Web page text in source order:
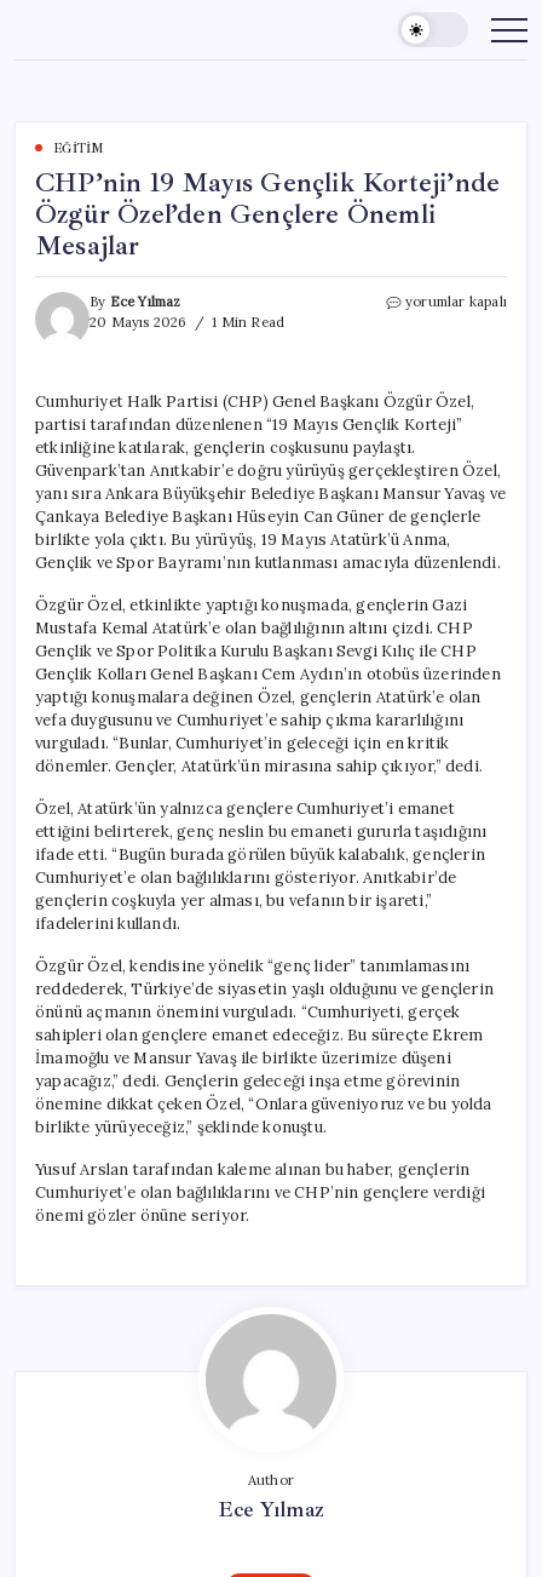
content
EĞITIM
CHP’nin 19 Mayıs Gençlik Korteji’nde
Özgür Özel’den Gençlere Önemli
Mesajlar
By Ece Yılmaz
20 Mayıs 2026
1 Min Read
CHP’nin
Özgür
Özel’den
Gençlere
Önemli
Mesajlar
yorumlar kapalı
Cumhuriyet Halk Partisi (CHP) Genel Başkanı Özgür Özel,
partisi tarafından düzenlenen “19 Mayıs Gençlik Korteji”
etkinliğine katılarak, gençlerin coşkusunu paylaştı.
Güvenpark’tan Anıtkabir’e doğru yürüyüş gerçekleştiren Özel,
yanı sıra Ankara Büyükşehir Belediye Başkanı Mansur Yavaş ve
Çankaya Belediye Başkanı Hüseyin Can Güner de gençlerle
birlikte yola çıktı. Bu yürüyüş, 19 Mayıs Atatürk’ü Anma,
Gençlik ve Spor Bayramı’nın kutlanması amacıyla düzenlendi.
Özgür Özel, etkinlikte yaptığı konuşmada, gençlerin Gazi
Mustafa Kemal Atatürk’e olan bağlılığının altını çizdi. CHP
Gençlik ve Spor Politika Kurulu Başkanı Sevgi Kılıç ile CHP
Gençlik Kolları Genel Başkanı Cem Aydın’ın otobüs üzerinden
yaptığı konuşmalara değinen Özel, gençlerin Atatürk’e olan
vefa duygusunu ve Cumhuriyet’e sahip çıkma kararlılığını
vurguladı. “Bunlar, Cumhuriyet’in geleceği için en kritik
dönemler. Gençler, Atatürk’ün mirasına sahip çıkıyor,” dedi.
Özel, Atatürk’ün yalnızca gençlere Cumhuriyet’i emanet
ettiğini belirterek, genç neslin bu emaneti gururla taşıdığını
ifade etti. “Bugün burada görülen büyük kalabalık, gençlerin
Cumhuriyet’e olan bağlılıklarını gösteriyor. Anıtkabir’de
gençlerin coşkuyla yer alması, bu vefanın bir işareti,”
ifadelerini kullandı.
Özgür Özel, kendisine yönelik “genç lider” tanımlamasını
reddederek, Türkiye’de siyasetin yaşlı olduğunu ve gençlerin
önünü açmanın önemini vurguladı. “Cumhuriyeti, gerçek
sahipleri olan gençlere emanet edeceğiz. Bu süreçte Ekrem
İmamoğlu ve Mansur Yavaş ile birlikte üzerimize düşeni
yapacağız,” dedi. Gençlerin geleceği inşa etme görevinin
önemine dikkat çeken Özel, “Onlara güveniyoruz ve bu yolda
birlikte yürüyeceğiz,” şeklinde konuştu.
Yusuf Arslan tarafından kaleme alınan bu haber, gençlerin
Cumhuriyet’e olan bağlılıklarını ve CHP’nin gençlere verdiği
önemi gözler önüne seriyor.
Author
Ece Yılmaz